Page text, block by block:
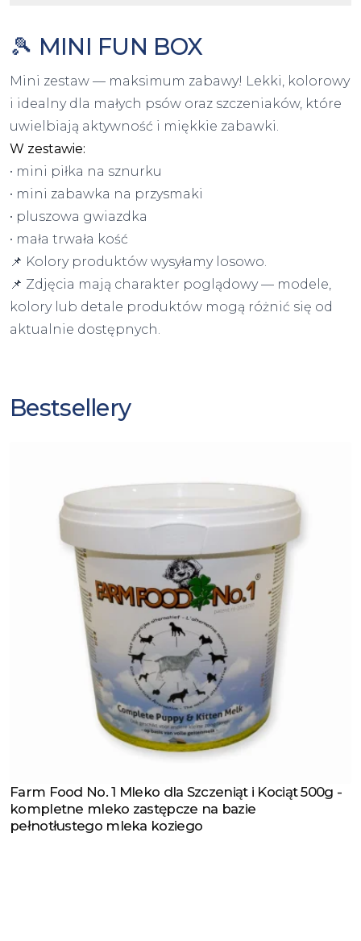
🎾 MINI FUN BOX
Mini zestaw — maksimum zabawy! Lekki, kolorowy
i idealny dla małych psów oraz szczeniaków, które
uwielbiają aktywność i miękkie zabawki.
W zestawie:
• mini piłka na sznurku
• mini zabawka na przysmaki
• pluszowa gwiazdka
• mała trwała kość
📌 Kolory produktów wysyłamy losowo.
📌 Zdjęcia mają charakter poglądowy — modele,
kolory lub detale produktów mogą różnić się od
aktualnie dostępnych.
Bestsellery
Zobacz produkt
Farm Food No. 1 Mleko dla Szczeniąt i Kociąt 500g -
kompletne mleko zastępcze na bazie
pełnotłustego mleka koziego